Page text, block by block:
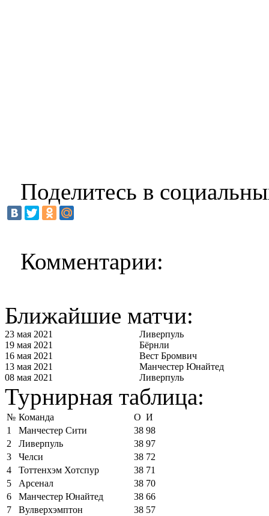
Поделитесь в
Комментарии:
Ближайшие матчи:
23 мая 2021
Ливерпуль
19 мая 2021
Бёрнли
16 мая 2021
Вест Бромвич
13 мая 2021
Манчестер Юнайтед
08 мая 2021
Ливерпуль
Турнирная таблица:
№ Команда О И
1
Манчестер Сити 38 98
2
Ливерпуль 38 97
3
Челси 38 72
4
Тоттенхэм Хотспур 38 71
5
Арсенал 38 70
6
Манчестер Юнайтед 38 66
7
Вулверхэмптон 38 57